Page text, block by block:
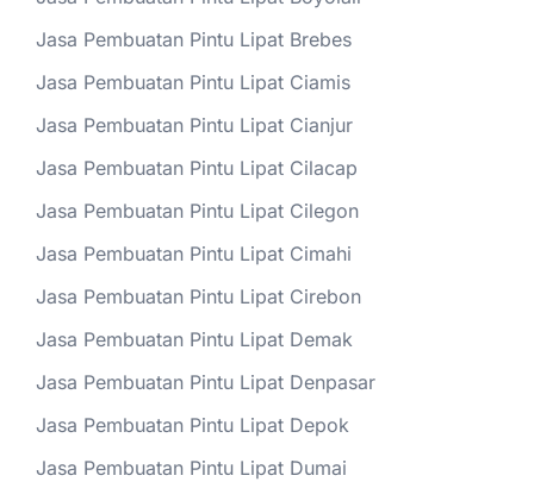
Jasa Pembuatan Pintu Lipat Brebes
Jasa Pembuatan Pintu Lipat Ciamis
Jasa Pembuatan Pintu Lipat Cianjur
Jasa Pembuatan Pintu Lipat Cilacap
Jasa Pembuatan Pintu Lipat Cilegon
Jasa Pembuatan Pintu Lipat Cimahi
Jasa Pembuatan Pintu Lipat Cirebon
Jasa Pembuatan Pintu Lipat Demak
Jasa Pembuatan Pintu Lipat Denpasar
Jasa Pembuatan Pintu Lipat Depok
Jasa Pembuatan Pintu Lipat Dumai